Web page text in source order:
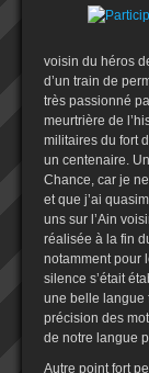
voisin du héros
d’un train de
très passionné
meurtrière de
militaires du fort
un centenaire.
Chance, car je
et que j’ai
uns sur l’Ain
réalisée à la fin
notamment pour
silence s’était
une belle langue
précision des
de notre langue
Autre point fort